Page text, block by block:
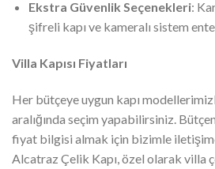
Ekstra Güvenlik Seçenekleri:
şifreli kapı ve kameralı sistem
Villa Kapısı Fiyatları
Her bütçeye uygun kapı
aralığında seçim yapabilirsiniz.
fiyat bilgisi almak için bizimle
Alcatraz Çelik Kapı, özel olarak villa